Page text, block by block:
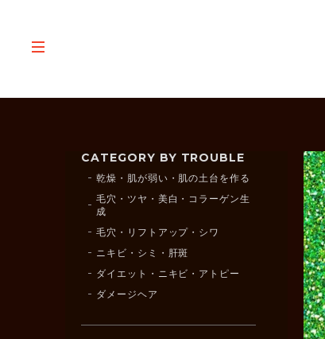
CATEGORY BY TROUBLE
乾燥・肌が弱い・肌の土台を作る
毛穴・ツヤ・美白・コラーゲン生
成
毛穴・リフトアップ・シワ
ニキビ・シミ・肝斑
ダイエット・ニキビ・アトピー
ダメージヘア